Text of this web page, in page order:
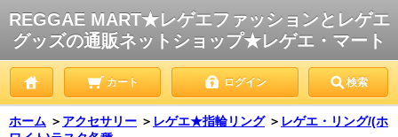
REGGAE MART★レゲエファッションとレゲエ
グッズの通販ネットショップ★レゲエ・マート
カート ログイン 検索
ホーム ＞ アクセサリー ＞ レゲエ★指輪リング ＞ レゲエ・リング/(ホ